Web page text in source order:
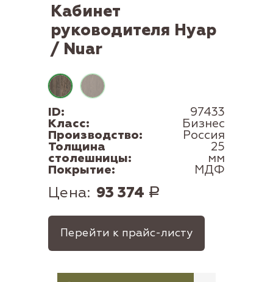
Кабинет
руководителя Нуар
/ Nuar
ID: 97433
Класс: Бизнес
Производство: Россия
Толщина
столешницы:
25
мм
Покрытие: МДФ
Цена: 93 374 Р
Перейти к прайс-листу